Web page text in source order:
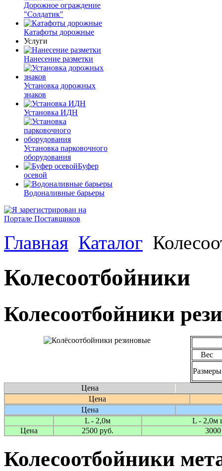
Дорожное ограждение
"Солдатик"
Катафоты дорожные
Услуги
Нанесение разметки
Установка дорожных
знаков
Установка ИДН
Установка парковочного
оборудования
Буфер
осевой
Водоналивные барьеры
Главная Каталог
Колесоотбойники
Колесоотбойники
Вес
Размеры
Цена
Цена
Цена
L - 2,0м
L - 2,0м
Цена
2500 руб.
Колесоотбойники